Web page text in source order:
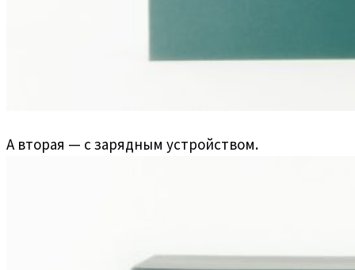
А вторая — с зарядным устройством.